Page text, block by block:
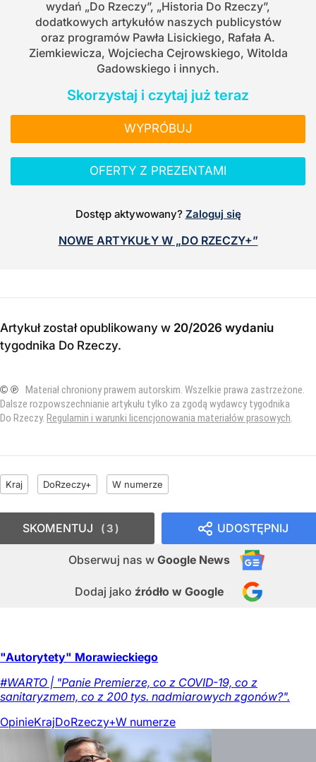
wydań „Do Rzeczy”, „Historia Do Rzeczy”,
dodatkowych artykułów naszych publicystów
oraz programów Pawła Lisickiego, Rafała A.
Ziemkiewicza, Wojciecha Cejrowskiego, Witolda
Gadowskiego i innych.
Skorzystaj i czytaj już teraz
WYPRÓBUJ
OFERTY Z PREZENTAMI
Dostęp aktywowany? Zaloguj się
NOWE ARTYKUŁY W „DO RZECZY+”
Artykuł został opublikowany w 20/2026 wydaniu
tygodnika Do Rzeczy.
© ℗ Materiał chroniony prawem autorskim. Wszelkie prawa zastrzeżone.
Dalsze rozpowszechnianie artykułu tylko za zgodą wydawcy tygodnika
Do Rzeczy. Regulamin i warunki licencjonowania materiałów prasowych.
Kraj DoRzeczy+ W numerze
UDOSTĘPNIJ
Obserwuj nas w Google News
Dodaj jako źródło w Google
SKOMENTUJ 3
"Autorytety" Morawieckiego
#WARTO | "Panie Premierze, co z COVID-19, co z
sanitaryzmem, co z 200 tys. nadmiarowych zgonów?".
OpinieKrajDoRzeczy+W numerze